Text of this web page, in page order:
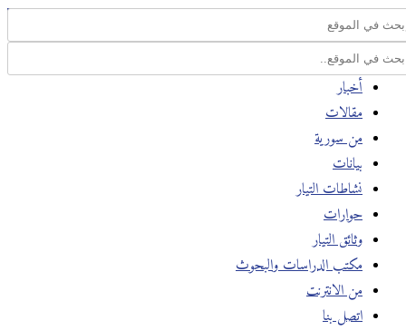
أخبار
مقالات
من سورية
بيانات
نشاطات التيار
حوارات
وثائق التيار
مكتب الدراسات والبحوث
من الانترنت
اتصل بنا